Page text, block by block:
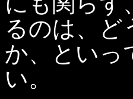
るのは、ど
か、といっ
い。